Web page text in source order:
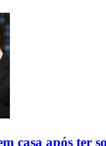
casa após ter